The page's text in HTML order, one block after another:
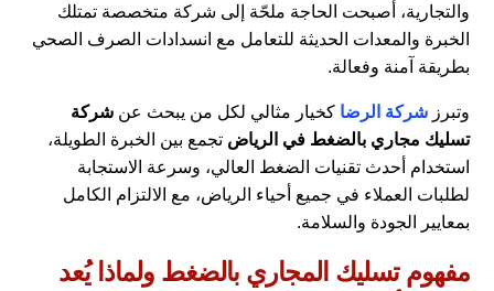
والتجارية، أصبحت الحاجة ملحّة إلى شركة متخصصة تمتلك
الخبرة والمعدات الحديثة للتعامل مع انسدادات الصرف الصحي
بطريقة آمنة وفعالة.
وتبرزشركة الرضا كخيار مثالي لكل من يبحث عنشركة
تسليك مجاري بالضغط في الرياض تجمع بين الخبرة الطويلة،
استخدام أحدث تقنيات الضغط العالي، وسرعة الاستجابة
لطلبات العملاء في جميع أحياء الرياض، مع الالتزام الكامل
بمعايير الجودة والسلامة.
مفهوم تسليك المجاري بالضغط ولماذا يُعد